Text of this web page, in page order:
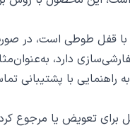
دارد،
راهنمایی با
تعویض یا مرجوع